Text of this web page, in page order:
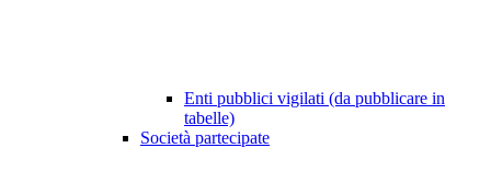
Enti pubblici vigilati (da pubblicare in
tabelle)
Società partecipate